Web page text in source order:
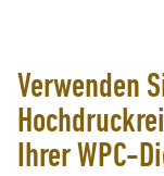
Verwenden
Ihrer WPC-